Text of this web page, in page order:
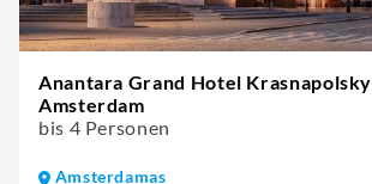
Anantara Grand Hotel Krasnapolsky
Amsterdam
bis 4 Personen
Amsterdamas